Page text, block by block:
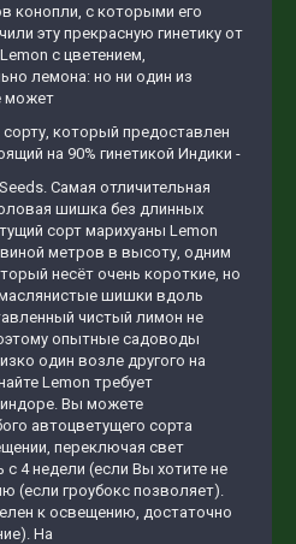
конопли, с которыми его
эту прекрасную гинетику от
с цветением,
лемона: но ни один из
может
который предоставлен
на 90% гинетикой Индики -
Самая отличительная
шишка без длинных
сорт марихуаны Lemon
метров в высоту, одним
несёт очень короткие, но
шишки вдоль
чистый лимон не
опытные садоводы
один возле другого на
Lеmon требует
Вы можете
автоцветущего сорта
переключая свет
4 недели (если Вы хотите не
(если гроубокс позволяет).
к освещению, достаточно
На